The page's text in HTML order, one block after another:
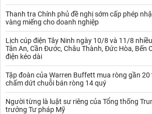
Thanh tra Chính phủ đề nghị sớm cấp phép
vàng miếng cho doanh nghiệp
Lịch cúp điện Tây Ninh ngày 10/8 và 11/8
Tân An, Cần Đước, Châu Thành, Đức Hòa, Bến
điện kéo dài
Tập đoàn của Warren Buffett mua ròng gần 20
chấm dứt chuỗi bán ròng 14 quý
Người từng là luật sư riêng của Tổng thống
trưởng Tư pháp Mỹ